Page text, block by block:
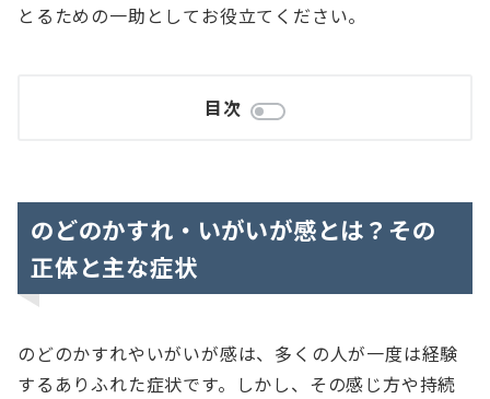
とるための一助としてお役立てください。
目次
のどのかすれ・いがいが感とは？その
正体と主な症状
のどのかすれやいがいが感は、多くの人が一度は経験
するありふれた症状です。しかし、その感じ方や持続